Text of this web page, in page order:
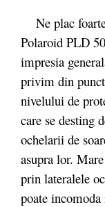
Ne plac
Polaroid PLD
impresia
privim din
nivelului de
care se desting
ochelarii de
asupra lor.
prin lateralele
poate